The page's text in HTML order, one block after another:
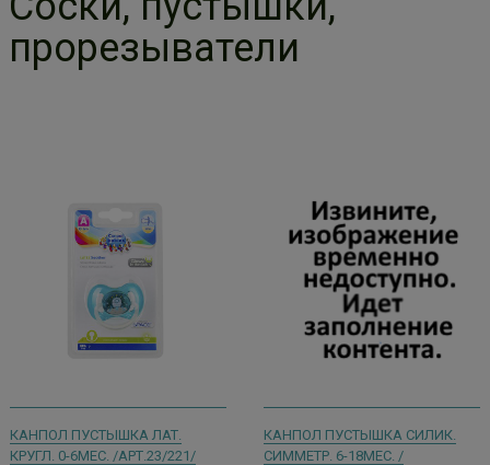
прорезыватели
КАНПОЛ ПУСТЫШКА ЛАТ.
КРУГЛ. 0-6МЕС. /АРТ.23/221/
КАНПОЛ ПУСТЫШКА СИЛИК.
СИММЕТР. 6-18МЕС. /